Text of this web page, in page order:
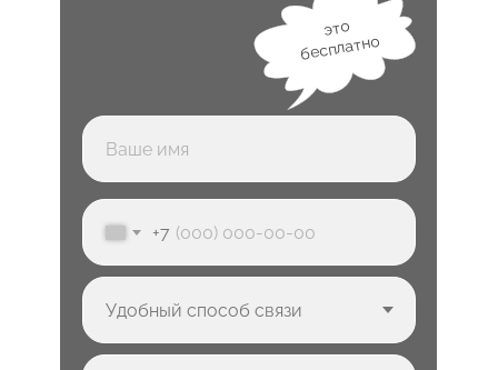
+7
это
бесплатно